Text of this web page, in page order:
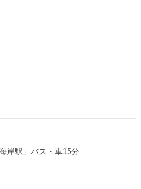
岸駅」バス・車15分